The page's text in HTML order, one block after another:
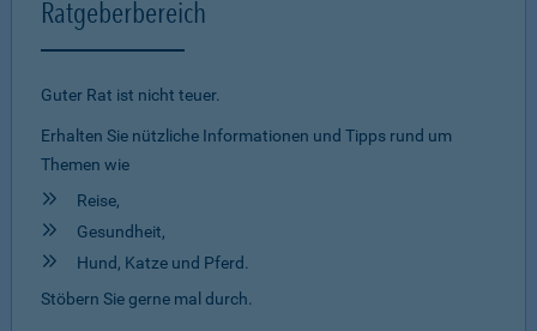
Ratgeberbereich
Guter Rat ist nicht teuer.
Erhalten Sie nützliche Informationen und Tipps rund um
Themen wie
Reise,
Gesundheit,
Hund, Katze und Pferd.
Stöbern Sie gerne mal durch.